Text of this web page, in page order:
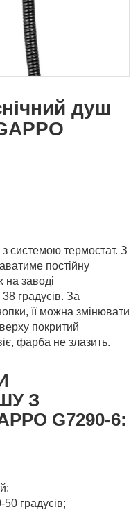
душ
з системою термостат. З
постійну
на заводі
градусів. За
її можна змінювати
покритий
фарба не злазить.
З
G7290-6:
градусів;